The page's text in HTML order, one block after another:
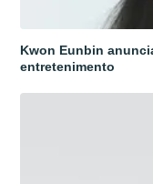
Kwon Eunbin
entretenimento